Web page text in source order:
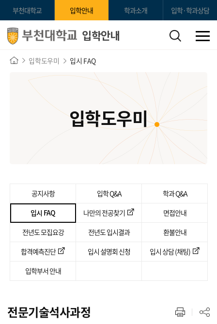
부천대학교 입학안내 학과소개 입학·학과상담
입학안내
입학도우미 입시 FAQ
입학도우미
공지사항 입학 Q&A
학과 Q&A
입시 FAQ
나만의 전공찾기
면접안내
전년도 모집요강
전년도 입시결과
환불안내
합격예측진단
입시 설명회 신청
입시 상담 (채팅)
입학부서 안내
전문기술석사과정